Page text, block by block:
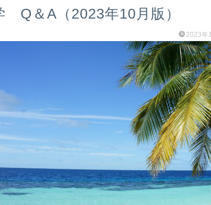
Q＆A（2023年10月版）
2023年